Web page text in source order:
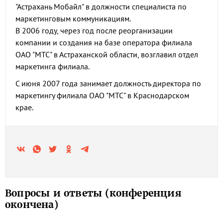
"Астрахань Мобайл" в должности специалиста по
маркетинговым коммуникациям.
В 2006 году, через год после реорганизации
компании и создания на базе оператора филиала
ОАО "МТС" в Астраханской области, возглавил отдел
маркетинга филиала.
С июня 2007 года занимает должность директора по
маркетингу филиала ОАО "МТС" в Краснодарском
крае.
Вопросы и ответы (конференция
окончена)